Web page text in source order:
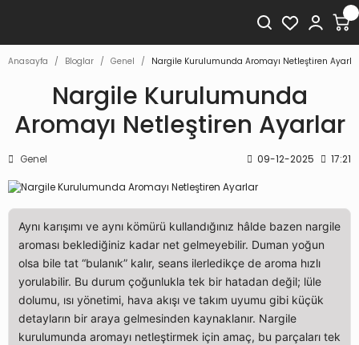
Anasayfa Bloglar Genel Nargile Kurulumunda Aromayı Netleştiren
Nargile Kurulumunda
Aromayı Netleştiren Ayarlar
Genel 09-12-2025 17:21
Aynı karışımı ve aynı kömürü kullandığınız hâlde bazen nargile
aroması beklediğiniz kadar net gelmeyebilir. Duman yoğun
olsa bile tat “bulanık” kalır, seans ilerledikçe de aroma hızlı
yorulabilir. Bu durum çoğunlukla tek bir hatadan değil; lüle
dolumu, ısı yönetimi, hava akışı ve takım uyumu gibi küçük
detayların bir araya gelmesinden kaynaklanır. Nargile
kurulumunda aromayı netleştirmek için amaç, bu parçaları tek